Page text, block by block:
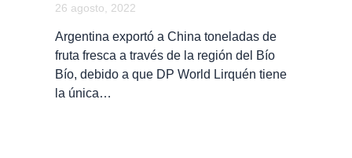
26 agosto, 2022
Argentina exportó a China toneladas de
fruta fresca a través de la región del Bío
Bío, debido a que DP World Lirquén tiene
la única…